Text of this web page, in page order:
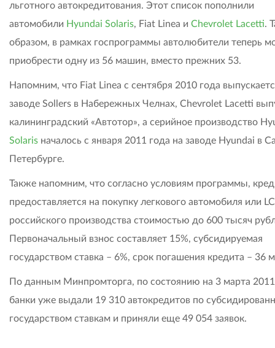
льготного автокредитования. Этот список пополнили
автомобили Hyundai Solaris, Fiat Linea и Chevrolet Lacetti.
образом, в рамках госпрограммы автолюбители теперь
приобрести одну из 56 машин, вместо прежних 53.
Напомним, что Fiat Linea с сентября 2010 года
заводе Sollers в Набережных Челнах, Chevrolet Lacetti
калининградский «Автотор», а серийное производство
Solaris началось с января 2011 года на заводе Hyundai в
Петербурге.
Также напомним, что согласно условиям программы,
предоставляется на покупку легкового автомобиля или
российского производства стоимостью до 600 тысяч
Первоначальный взнос составляет 15%, субсидируемая
государством ставка – 6%, срок погашения кредита – 36
По данным Минпромторга, по состоянию на 3 марта
банки уже выдали 19 310 автокредитов по
государством ставкам и приняли еще 49 054 заявок.